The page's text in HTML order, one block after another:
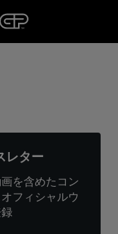
レター
を含めたコン
フィシャルウ